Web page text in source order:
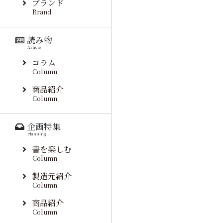
ブランド
Brand
読み物
Article
コラム
Column
商品紹介
Column
企画特集
Planning
書を楽しむ
Column
製造元紹介
Column
商品紹介
Column